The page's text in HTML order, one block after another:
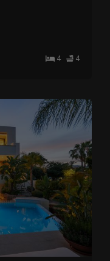
4 4